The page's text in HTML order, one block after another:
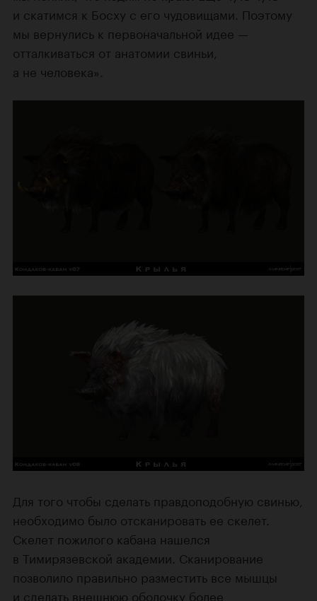
и скатимся к Босху с его чудовищами. Поэтому
мы вернулись к первоначальной идее —
отталкиваться от анатомии свиньи,
а не человека».
Для того чтобы сделать правдоподобную свинью,
необходимо было отсканировать ее скелет.
Скелет пожилого кабана нашелся
в Тимирязевской академии. Сканирование
позволило правильно разместить все мышцы
и сделать внешнюю оболочку более